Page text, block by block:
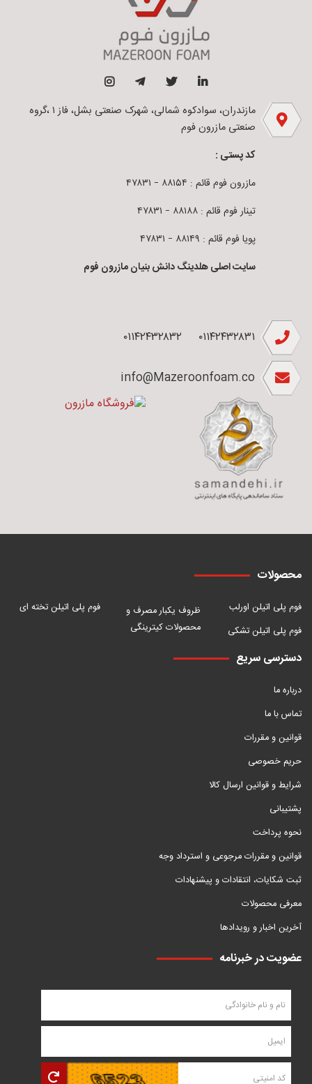
مازندران، سوادکوه شمالی، شهرک صنعتی بشل، فاز ۱ ،گروه
صنعتی مازرون فوم
کد پستی :
مازرون فوم قائم : ۸۸۱۵۴ – ۴۷۸۳۱
تینار فوم قائم : ۸۸۱۸۸ – ۴۷۸۳۱
پویا فوم قائم : ۸۸۱۴۹ – ۴۷۸۳۱
سایت اصلی هلدینگ دانش بنیان مازرون فوم
۰۱۱۴۲۴۳۲۸۳۱ ۰۱۱۴۲۴۳۲۸۳۲
info@Mazeroonfoam.co
محصولات
فوم پلی اتیلن اورلب
فوم پلی اتیلن تشکی
ظروف یکبار مصرف و
محصولات کیترینگی
فوم پلی اتیلن تخته ای
دسترسی سریع
درباره ما
تماس با ما
قوانین و مقررات
حریم خصوصی
شرایط و قوانین ارسال کالا
پشتیبانی
نحوه پرداخت
قوانین و مقررات مرجوعی و استرداد وجه
ثبت شکایات، انتقادات و پیشنهادات
معرفی محصولات
آخرین اخبار و رویدادها
عضویت در خبرنامه